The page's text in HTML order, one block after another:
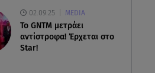
02.09.25 MEDIA
Το GNTM μετράει
αντίστροφα! Έρχεται στο
Star!